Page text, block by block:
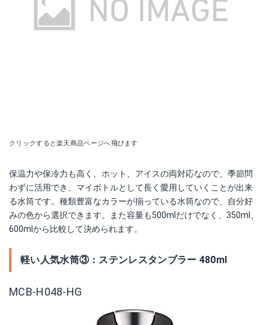
クリックすると楽天商品ページへ飛びます
保温力や保冷力も高く、ホット、アイスの両対応なので、季節問
わずに活用でき、マイボトルとして長く愛用していくことが出来
る水筒です。種類豊富なカラーが揃っている水筒なので、自分好
みの色から選択できます。また容量も500mlだけでなく、350ml、
600mlから比較して決められます。
軽い人気水筒③：ステンレスタンブラー 480ml
MCB-H048-HG